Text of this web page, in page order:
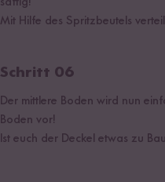
Mit Hilfe des Spritzbeutels
Schritt 06
Der mittlere Boden wird nun
Boden vor!
Ist euch der Deckel etwas zu